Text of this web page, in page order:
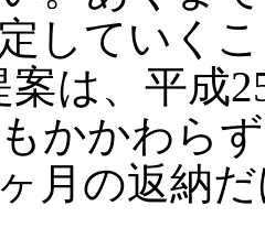
していく
案は、平成
かかわら
月の返納